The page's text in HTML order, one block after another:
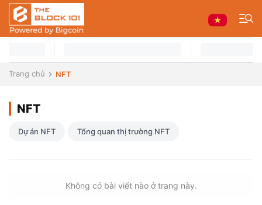
Trang chủ NFT
NFT
Dự án NFT Tổng quan thị trường NFT
Không có bài viết nào ở trang này.